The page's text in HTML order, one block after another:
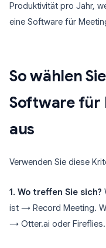
Produktivität pro Jahr,
eine Software für
So wählen
Software für
aus
Verwenden Sie diese
1. Wo treffen Sie sich?
ist → Record Meeting.
→ Otter.ai oder Fireflies.